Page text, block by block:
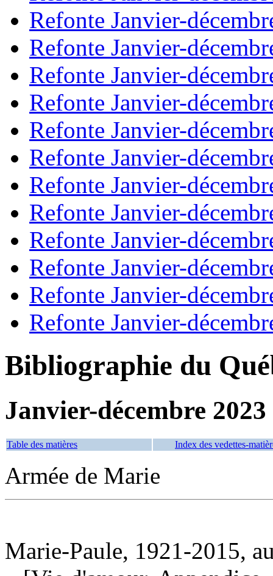
Refonte Janvier-
Refonte Janvier-
Refonte Janvier-
Refonte Janvier-
Refonte Janvier-
Refonte Janvier-
Refonte Janvier-
Refonte Janvier-
Refonte Janvier-
Refonte Janvier-
Refonte Janvier-
Refonte Janvier-
Bibliographie du
Janvier-décembre 2023
Table des matières Index des vedettes-
Armée de Marie
Marie-Paule, 1921-2015,